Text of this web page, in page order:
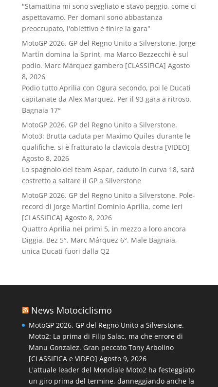
"Stamattina mi sono svegliato e stavo peggio, come ci
aspettavamo. Per domani sono abbastanza
preoccupato, l'obiettivo è finire la gara"
MotoGP 2026. GP del Regno Unito a Silverstone. Jorge
Martín domina la Sprint, ma Marco Bezzecchi è sul
podio. Marc Márquez gambero [CLASSIFICA] Agosto
8, 2026
Podio tutto Aprilia con Ogura secondo, poi le Ducati
capitanate da Alex Marquez. Per il 93 gara a ritroso.
Bagnaia 17°
MotoGP 2026. GP del Regno Unito a Silverstone.
Moto3: Brutta caduta per Maximo Quiles durante le
qualifiche, si è fratturato la clavicola destra [VIDEO]
Agosto 8, 2026
Lo spagnolo del team Aspar, caduto in curva 18, sarà
costretto a saltare il GP a Silverstone
MotoGP 2026. GP del Regno Unito a Silverstone. Pole-
record di Jorge Martín! Dominio Aprilia, come ieri
[CLASSIFICA] Agosto 8, 2026
Quattro Aprilia nei primi 5, in mezzo a loro ancora
Diggia, Bez 5°. Marc Márquez 6°. Male Bagnaia,
unica Ducati fuori dalla Q2
News Motociclismo
MotoGP 2026. GP del Regno Unito a Silverstone.
Moto2: La prima di Filip Salac, ma che errore di
Manu Gonzalez. Gran peccato Tony Arbolino
[CLASSIFICA e VIDEO] Agosto 9, 2026
L'attuale leader del Mondiale Moto2 ha festeggiato
un giro prima del termine, danneggiando anche la